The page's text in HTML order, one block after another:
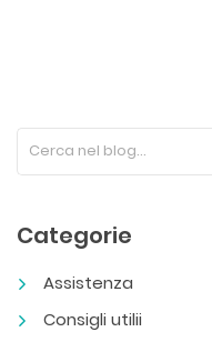
Categorie
Assistenza
Consigli utilii